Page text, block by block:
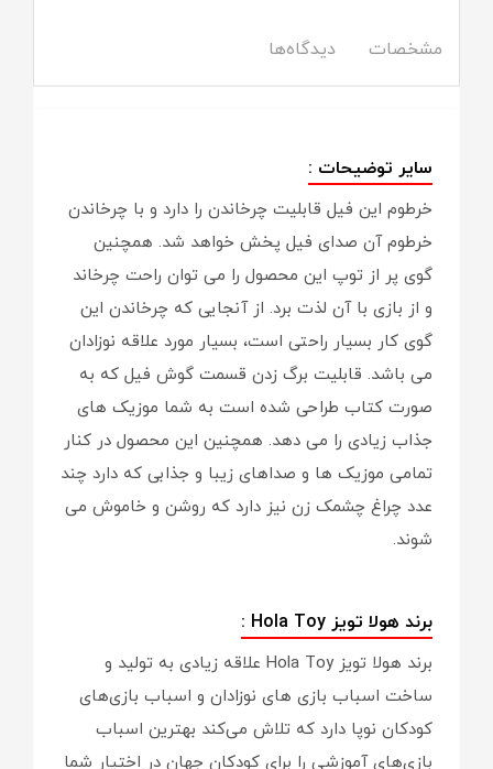
مشخصات دیدگاه‌ها
سایر توضیحات :
خرطوم این فیل قابلیت چرخاندن را دارد و با چرخاندن
خرطوم آن صدای فیل پخش خواهد شد. همچنین
گوی پر از توپ این محصول را می توان راحت چرخاند
و از بازی با آن لذت برد. از آنجایی که چرخاندن این
گوی کار بسیار راحتی است، بسیار مورد علاقه نوزادان
می باشد. قابلیت برگ زدن قسمت گوش فیل که به
صورت کتاب طراحی شده است به شما موزیک های
جذاب زیادی را می دهد. همچنین این محصول در کنار
تمامی موزیک ها و صداهای زیبا و جذابی که دارد چند
عدد چراغ چشمک زن نیز دارد که روشن و خاموش می
شوند.
برند هولا تویز Hola Toy :
برند هولا تویز Hola Toy علاقه زیادی به تولید و
ساخت اسباب بازی های نوزادان و اسباب بازی‌های
کودکان نوپا دارد که تلاش می‌کند بهترین اسباب
بازی‌های آموزشی را برای کودکان جهان در اختیار شما